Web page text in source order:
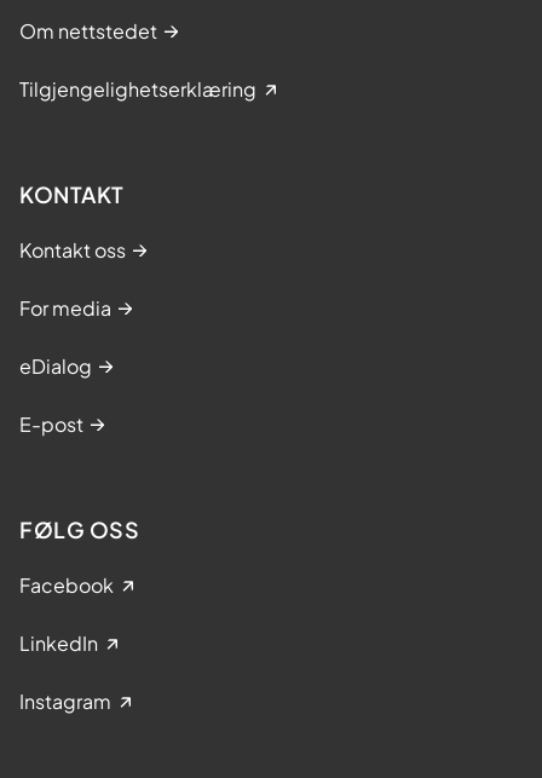
Om nettstedet
Tilgjengelighetserklæring
KONTAKT
Kontakt oss
For media
eDialog
E-post
FØLG OSS
Facebook
LinkedIn
Instagram